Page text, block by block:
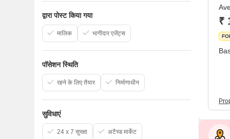
₹
द्वारा पोस्ट किया गया
मालिक भागीदार एजेंट्स
पॉसेशन स्थिति
रहने के लिए तैयार निर्माणाधीन
सुविधाएं
24 x 7 सुरक्षा अटैच्ड मार्केट